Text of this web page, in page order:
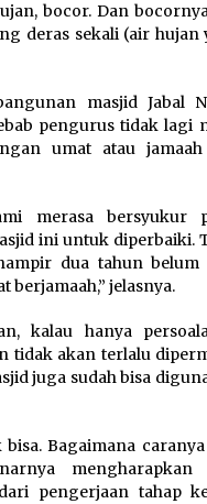
bocor. Dan
deras sekali (air
masjid Jabal
pengurus tidak lagi
umat atau
merasa bersyukur
ini untuk diperbaiki.
dua tahun
berjamaah,” jelasnya.
kalau hanya
akan terlalu
juga sudah bisa
bisa. Bagaimana
pengerjaan tahap